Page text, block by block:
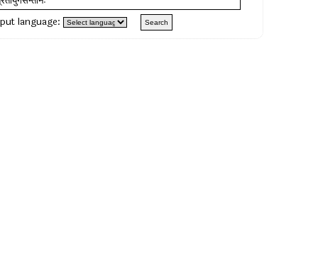
language: